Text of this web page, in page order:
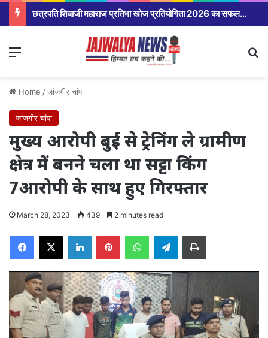
छत्रपति शिवाजी महाराज प्रतिभा खोज प्रतियोगिता 2026 का सफल आयोजन
Menu
Home /जांजगीर चांपा
जांजगीर चांपा
मुख्य आरोपी दुबई से ट्रेनिंग ले ग्रामीण
क्षेत्र में बनने चला था सट्टा किंग
7आरोपी के साथ हुए गिरफ्तार
March 28, 2023 439 2 minutes read
Facebook
X LinkedInPinterestWhatsAppTelegramPrint